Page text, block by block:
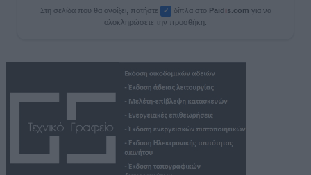
Στη σελίδα που θα ανοίξει, πατήστε ✓ δίπλα στο Paidis.com για να
ολοκληρώσετε την προσθήκη.